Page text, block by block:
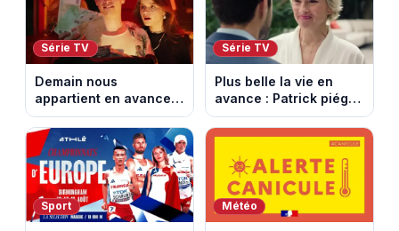
Série TV
Demain nous
appartient en avance :
Alex face à un choix
décisif. Episode du 11
août 2026.
Série TV
Plus belle la vie en
avance : Patrick piégé
par la DGSE. Episode
du 11 août 2026
Sport Météo